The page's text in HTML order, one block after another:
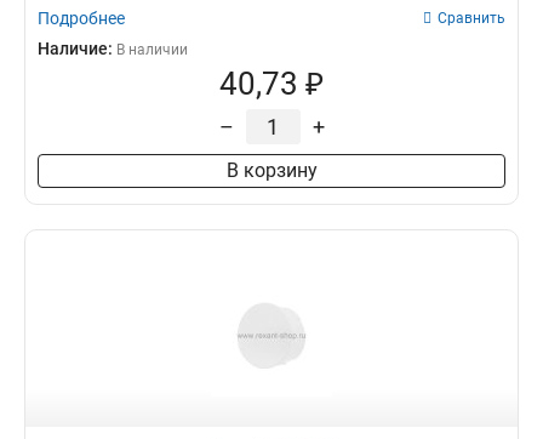
Подробнее Сравнить
Наличие: В наличии
40,73 ₽
– +
В корзину